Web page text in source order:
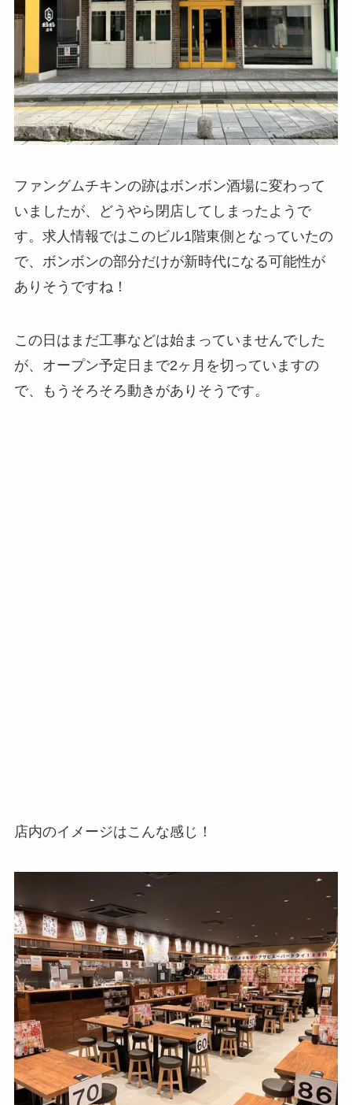
ファングムチキンの跡はボンボン酒場に変わって
いましたが、どうやら閉店してしまったようで
す。求人情報ではこのビル1階東側となっていたの
で、ボンボンの部分だけが新時代になる可能性が
ありそうですね！
この日はまだ工事などは始まっていませんでした
が、オープン予定日まで2ヶ月を切っていますの
で、もうそろそろ動きがありそうです。
店内のイメージはこんな感じ！